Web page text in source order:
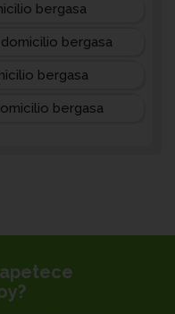
bergasa
bergasa
bergasa
bergasa